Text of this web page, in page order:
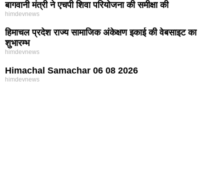
बागवानी मंत्री ने एचपी शिवा परियोजना की समीक्षा की
himdevnews
हिमाचल प्रदेश राज्य सामाजिक अंकेक्षण इकाई की वेबसाइट का
शुभारम्भ
himdevnews
Himachal Samachar 06 08 2026
himdevnews